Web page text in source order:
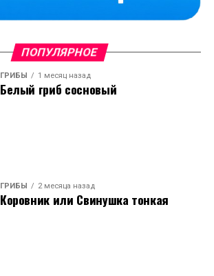
ПОПУЛЯРНОЕ
ГРИБЫ 1 месяц назад
Белый гриб сосновый
ГРИБЫ 2 месяца назад
Коровник или Свинушка тонкая